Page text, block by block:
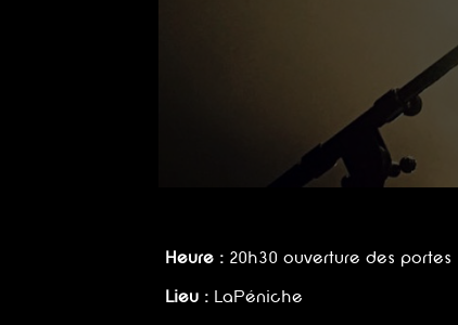
Heure : 20h30 ouverture des portes
Lieu : LaPéniche